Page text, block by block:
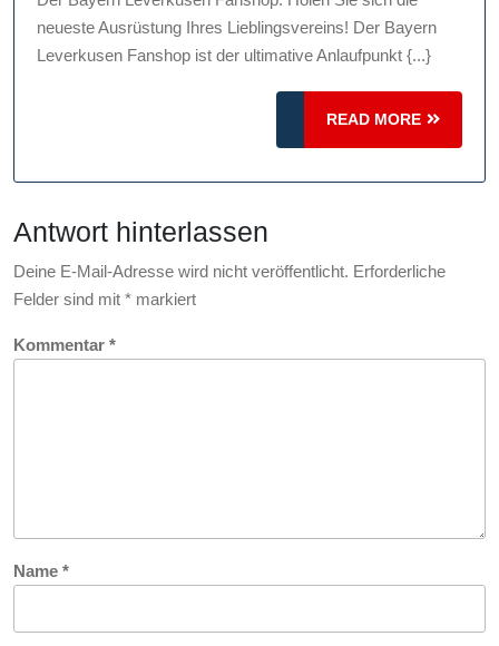
den
Bayern
Leverkusen
Fanshop:
Ihre
Quelle
und
neueste Ausrüstung Ihres Lieblingsvereins! Der Bayern
Leverkusen Fanshop ist der ultimative Anlaufpunkt {...}
READ MORE
READ
MORE
Antwort hinterlassen
Deine E-Mail-Adresse wird nicht veröffentlicht. Erforderliche
Felder sind mit * markiert
Kommentar *
Name *